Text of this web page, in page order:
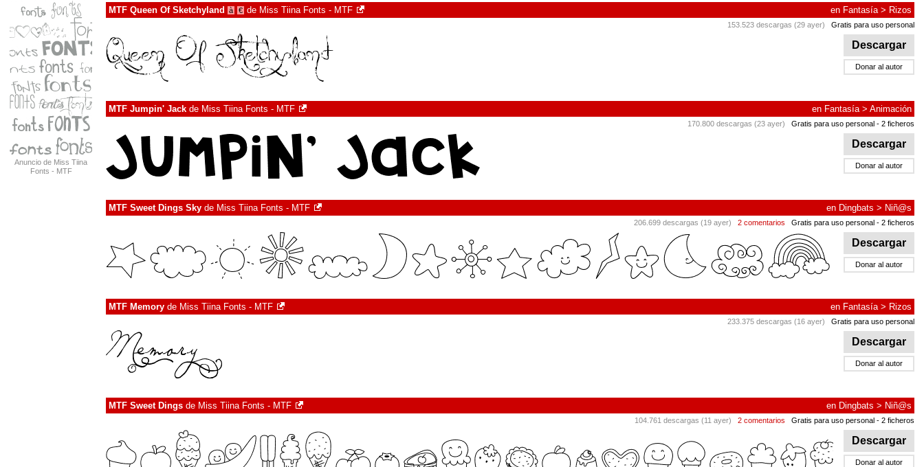
Anuncio de Miss Tiina
Fonts - MTF
MTF Queen Of Sketchyland à € de Miss Tiina Fonts - MTF en Fantasía> Rizos
153.523 descargas (29 ayer) Gratis para uso personal
Descargar
Donar al autor
MTF Jumpin' Jack de Miss Tiina Fonts - MTF en Fantasía> Animación
170.800 descargas (23 ayer) Gratis para uso personal - 2 ficheros
Descargar
Donar al autor
MTF Sweet Dings Sky de Miss Tiina Fonts - MTF en Dingbats > Niñ@s
206.699 descargas (19 ayer) 2 comentarios Gratis para uso personal - 2 ficheros
Descargar
Donar al autor
MTF Memory de Miss Tiina Fonts - MTF en Fantasía> Rizos
233.375 descargas (16 ayer) Gratis para uso personal
Descargar
Donar al autor
MTF Sweet Dings de Miss Tiina Fonts - MTF en Dingbats > Niñ@s
104.761 descargas (11 ayer) 2 comentarios Gratis para uso personal - 2 ficheros
Descargar
Donar al autor